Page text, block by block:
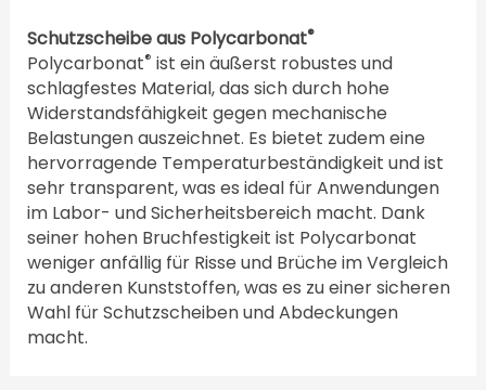
Schutzscheibe aus Polycarbonat®
Polycarbonat® ist ein äußerst robustes und
schlagfestes Material, das sich durch hohe
Widerstandsfähigkeit gegen mechanische
Belastungen auszeichnet. Es bietet zudem eine
hervorragende Temperaturbeständigkeit und ist
sehr transparent, was es ideal für Anwendungen
im Labor- und Sicherheitsbereich macht. Dank
seiner hohen Bruchfestigkeit ist Polycarbonat
weniger anfällig für Risse und Brüche im Vergleich
zu anderen Kunststoffen, was es zu einer sicheren
Wahl für Schutzscheiben und Abdeckungen
macht.